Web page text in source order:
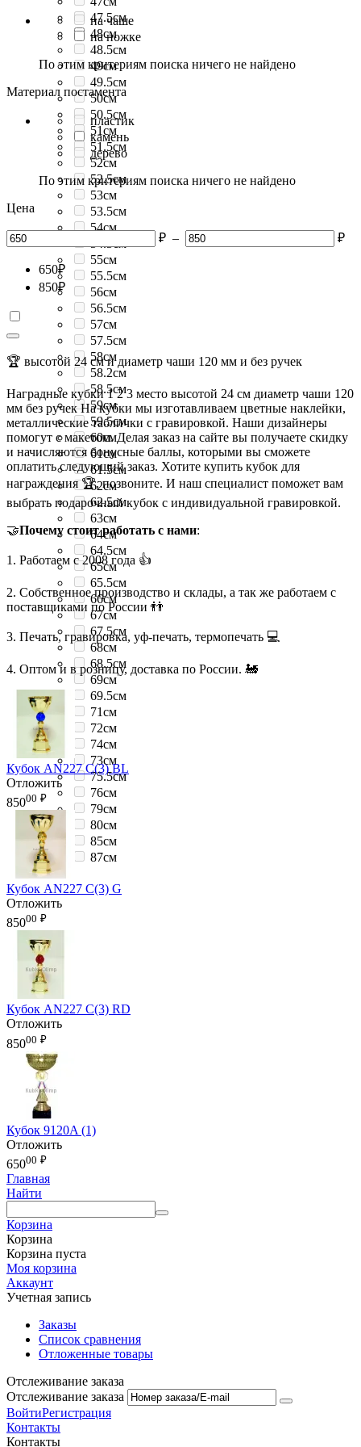
47.5см
48см
48.5см
49см
49.5см
50см
50.5см
51см
51.5см
52см
52.5см
53см
53.5см
54см
54.5см
55см
55.5см
56см
56.5см
57см
57.5см
58см
58.2см
58.5см
59см
59.5см
60см
61см
61.5см
62см
62.5см
63см
64см
64.5см
65см
65.5см
66см
67см
67.5см
68см
68.5см
69см
69.5см
71см
72см
74см
73см
75.5см
76см
79см
80см
85см
87см
на чаше
на ножке
По этим критериям поиска ничего не найдено
Материал постамента
пластик
камень
дерево
По этим критериям поиска ничего не найдено
Цена
₽ – ₽
650₽
850₽
🏆 высотой 24 см и диаметр чаши 120 мм и без ручек
Наградные кубки 1 2 3 место высотой 24 см диаметр чаши 120
мм без ручек На кубки мы изготавливаем цветные наклейки,
металлические таблички с гравировкой. Наши дизайнеры
помогут с макетом. Делая заказ на сайте вы получаете скидку
и начисляются бонусные баллы, которыми вы сможете
оплатить следующий заказ. Хотите купить кубок для
награждения 🏆, позвоните. И наш специалист поможет вам
выбрать подарочный кубок с индивидуальной гравировкой.
🤝Почему стоит работать с нами:
1. Работаем с 2008 года 👍
2. Собственное производство и склады, а так же работаем с
поставщиками по России 👬
3. Печать, гравировка, уф-печать, термопечать 💻
4. Оптом и в розницу, доставка по России. 🚂
Кубок AN227 C(3) BL
Отложить
85000 ₽
Кубок AN227 C(3) G
Отложить
85000 ₽
Кубок AN227 C(3) RD
Отложить
85000 ₽
Кубок 9120A (1)
Отложить
65000 ₽
Главная
Найти
Корзина
Корзина
Корзина пуста
Моя корзина
Аккаунт
Учетная запись
Заказы
Список сравнения
Отложенные товары
Отслеживание заказа
Отслеживание заказа
ВойтиРегистрация
Контакты
Контакты